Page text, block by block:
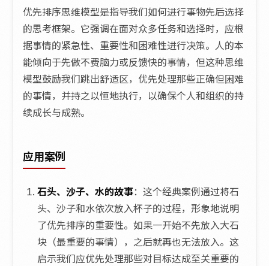
优先排序思维模型是指导我们如何进行事物先后选择
的思考框架。它强调在面对众多任务和选择时，应根
据事情的紧急性、重要性和困难性进行决策。人的本
能倾向于先做不费脑力或反馈快的事情，但这种思维
模型鼓励我们跳出舒适区，优先处理那些正确但困难
的事情，并持之以恒地执行，以确保个人和组织的持
续成长与成熟。
应用案例
石头、沙子、水的故事：这个经典案例通过将石
头、沙子和水依次放入杯子的过程，形象地说明
了优先排序的重要性。如果一开始不先放入大石
块（最重要的事情），之后就再也无法放入。这
启示我们应优先处理那些对目标达成至关重要的